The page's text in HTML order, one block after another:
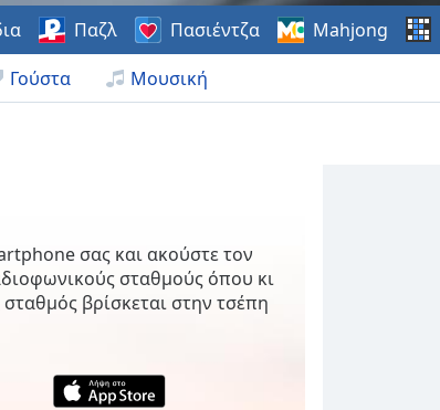
Γούστα Μουσική
Παζλ Πασιέντζα Mahjong
σας και ακούστε τον
σταθμούς όπου κι
βρίσκεται στην τσέπη